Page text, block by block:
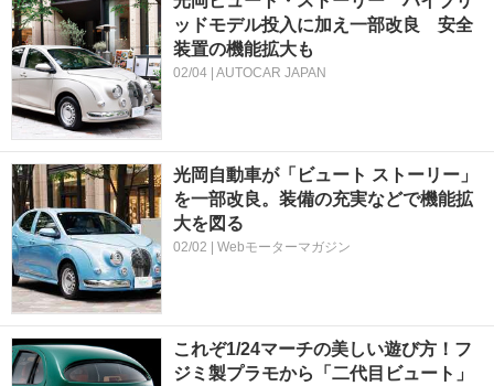
ッドモデル投入に加え一部改良 安全
装置の機能拡大も
02/04 | AUTOCAR JAPAN
光岡自動車が「ビュート ストーリー」
を一部改良。装備の充実などで機能拡
大を図る
02/02 | Webモーターマガジン
これぞ1/24マーチの美しい遊び方！フ
ジミ製プラモから「二代目ビュート」